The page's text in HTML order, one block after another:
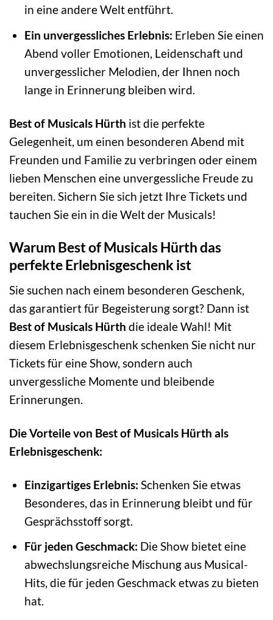
in eine andere Welt entführt.
Ein unvergessliches Erlebnis: Erleben Sie einen
Abend voller Emotionen, Leidenschaft und
unvergesslicher Melodien, der Ihnen noch
lange in Erinnerung bleiben wird.
Best of Musicals Hürth ist die perfekte
Gelegenheit, um einen besonderen Abend mit
Freunden und Familie zu verbringen oder einem
lieben Menschen eine unvergessliche Freude zu
bereiten. Sichern Sie sich jetzt Ihre Tickets und
tauchen Sie ein in die Welt der Musicals!
Warum Best of Musicals Hürth das
perfekte Erlebnisgeschenk ist
Sie suchen nach einem besonderen Geschenk,
das garantiert für Begeisterung sorgt? Dann ist
Best of Musicals Hürth die ideale Wahl! Mit
diesem Erlebnisgeschenk schenken Sie nicht nur
Tickets für eine Show, sondern auch
unvergessliche Momente und bleibende
Erinnerungen.
Die Vorteile von Best of Musicals Hürth als
Erlebnisgeschenk:
Einzigartiges Erlebnis: Schenken Sie etwas
Besonderes, das in Erinnerung bleibt und für
Gesprächsstoff sorgt.
Für jeden Geschmack: Die Show bietet eine
abwechslungsreiche Mischung aus Musical-
Hits, die für jeden Geschmack etwas zu bieten
hat.